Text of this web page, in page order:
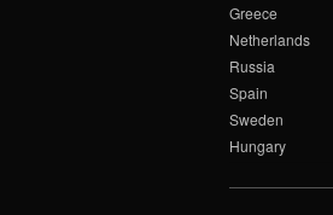
Greece
Netherlands
Russia
Spain
Sweden
Hungary